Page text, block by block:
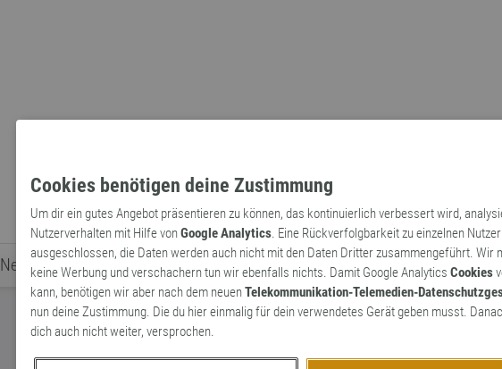
Cookies benötigen deine Zustimmung
Um dir ein gutes Angebot präsentieren zu können, das kontinuierlich verbessert wird,
Nutzerverhalten mit Hilfe vonGoogle Analytics. Eine Rückverfolgbarkeit zu einzelnen
ausgeschlossen, die Daten werden auch nicht mit den Daten Dritter zusammengeführt. Wir
keine Werbung und verschachern tun wir ebenfalls nichts. Damit Google Analytics Cookies
kann, benötigen wir aber nach dem neuenTelekommunikation-Telemedien-
nun deine Zustimmung. Die du hier einmalig für dein verwendetes Gerät geben musst.
dich auch nicht weiter, versprochen.
Neologismen Archaismen Markennamen